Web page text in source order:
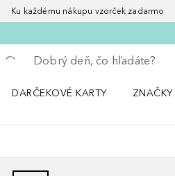
Ku každému nákupu vzorček
Choď späť
Vykonajte vyhľadávanie
DARČEKOVÉ KARTY
ZNAČKY